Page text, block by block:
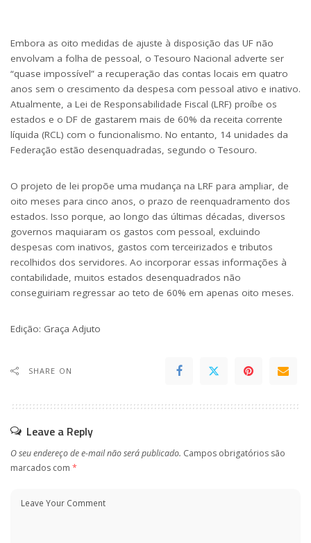
Embora as oito medidas de ajuste à disposição das UF não
envolvam a folha de pessoal, o Tesouro Nacional adverte ser
“quase impossível” a recuperação das contas locais em quatro
anos sem o crescimento da despesa com pessoal ativo e inativo.
Atualmente, a Lei de Responsabilidade Fiscal (LRF) proíbe os
estados e o DF de gastarem mais de 60% da receita corrente
líquida (RCL) com o funcionalismo. No entanto, 14 unidades da
Federação estão desenquadradas, segundo o Tesouro.
O projeto de lei propõe uma mudança na LRF para ampliar, de
oito meses para cinco anos, o prazo de reenquadramento dos
estados. Isso porque, ao longo das últimas décadas, diversos
governos maquiaram os gastos com pessoal, excluindo
despesas com inativos, gastos com terceirizados e tributos
recolhidos dos servidores. Ao incorporar essas informações à
contabilidade, muitos estados desenquadrados não
conseguiriam regressar ao teto de 60% em apenas oito meses.
Edição: Graça Adjuto
SHARE ON
Leave a Reply
O seu endereço de e-mail não será publicado. Campos obrigatórios são
marcados com *